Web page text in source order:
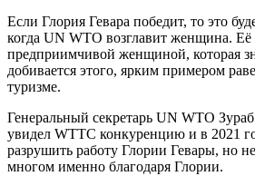
Если Глория Гевара победит, то это
когда UN WTO возглавит женщина. Её
предприимчивой женщиной, которая
добивается этого, ярким примером
туризме.
Генеральный секретарь UN WTO
увидел WTTC конкуренцию и в 2021
разрушить работу Глории Гевары, но
многом именно благодаря Глории.